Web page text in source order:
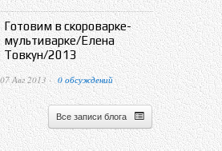
Готовим в скороварке-
мультиварке/Елена
Товкун/2013
07 Авг 2013 · 0 обсуждений
Все записи блога